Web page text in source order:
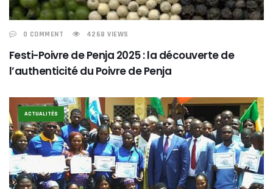
0 COMMENT 4268 VIEWS
Festi-Poivre de Penja 2025 : la découverte de
l’authenticité du Poivre de Penja
ACTUALITÉS